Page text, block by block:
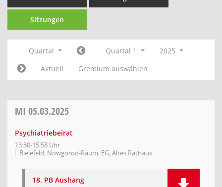
Sitzungen
Quartal Quartal 1
2025
Aktuell
Gremium auswählen
MI 05.03.2025
Psychiatriebeirat
13:30-15:58 Uhr
Bielefeld, Nowgorod-Raum, EG, Altes Rathaus
18. PB Aushang